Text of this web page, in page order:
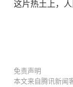
这片热土上，
免责声明
本文来自腾讯新闻